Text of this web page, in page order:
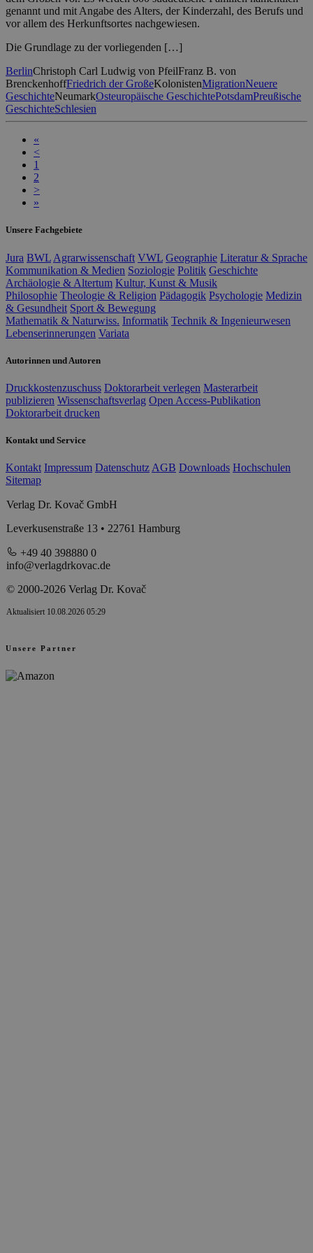
genannt und mit Angabe des Alters, der Kinderzahl, des Berufs und
vor allem des Herkunftsortes nachgewiesen.
Die Grundlage zu der vorliegenden […]
BerlinChristoph Carl Ludwig von PfeilFranz B. von
BrenckenhoffFriedrich der GroßeKolonistenMigrationNeuere
GeschichteNeumarkOsteuropäische GeschichtePotsdamPreußische
GeschichteSchlesien
«
<
1
2
>
»
Unsere Fachgebiete
Jura BWL Agrarwissenschaft VWL Geographie Literatur & Sprache
Kommunikation & Medien Soziologie Politik Geschichte
Archäologie & Altertum Kultur, Kunst & Musik
Philosophie Theologie & Religion Pädagogik Psychologie Medizin
& Gesundheit Sport & Bewegung
Mathematik & Naturwiss. Informatik Technik & Ingenieurwesen
Lebenserinnerungen Variata
Autorinnen und Autoren
Druckkostenzuschuss Doktorarbeit verlegen Masterarbeit
publizieren Wissenschaftsverlag Open Access-Publikation
Doktorarbeit drucken
Kontakt und Service
Kontakt Impressum Datenschutz AGB Downloads Hochschulen
Sitemap
Verlag Dr. Kovač GmbH
Leverkusenstraße 13 • 22761 Hamburg
+49 40 398880 0
info@verlagdrkovac.de
© 2000-2026 Verlag Dr. Kovač
Aktualisiert 10.08.2026 05:29
Unsere Partner